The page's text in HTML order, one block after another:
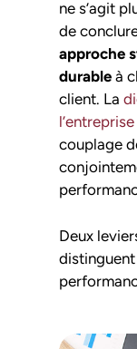
ne s’agit
de
approche
durableà
client. La
l’entreprise
couplage
Deux